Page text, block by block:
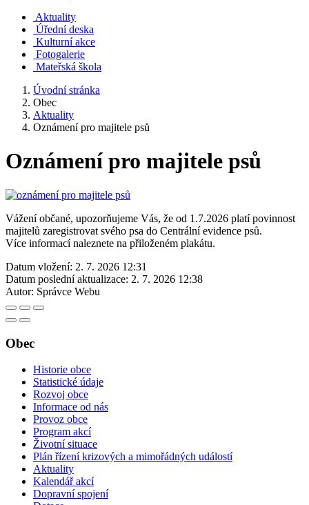
Aktuality
Úřední deska
Kulturní akce
Fotogalerie
Mateřská škola
Úvodní stránka
Obec
Aktuality
Oznámení pro majitele psů
Oznámení pro majitele psů
Vážení občané, upozorňujeme Vás, že od 1.7.2026 platí povinnost
majitelů zaregistrovat svého psa do Centrální evidence psů.
Více informací naleznete na přiloženém plakátu.
Datum vložení: 2. 7. 2026 12:31
Datum poslední aktualizace: 2. 7. 2026 12:38
Autor: Správce Webu
Obec
Historie obce
Statistické údaje
Rozvoj obce
Informace od nás
Provoz obce
Program akcí
Životní situace
Plán řízení krizových a mimořádných událostí
Aktuality
Kalendář akcí
Dopravní spojení